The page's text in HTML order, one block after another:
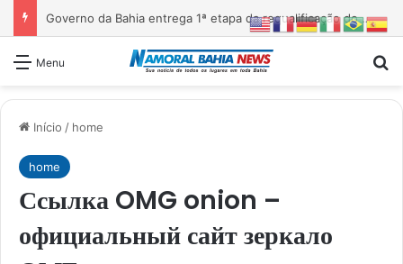
Governo da Bahia entrega 1ª etapa da requalificação do Parque Metropolitano de Pituaçu
Menu
Início / home
home
Ссылка OMG onion –
официальный сайт зеркало